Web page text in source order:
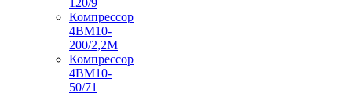
Компрессор
4ВМ10-
200/2,2М
Компрессор
4ВМ10-
50/71